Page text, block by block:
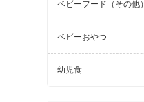
ベビーフード（その他）
ベビーおやつ
幼児食